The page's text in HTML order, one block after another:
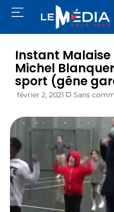
Instant Malaise
Michel
sport (gêne
février 2, 2021 Sans